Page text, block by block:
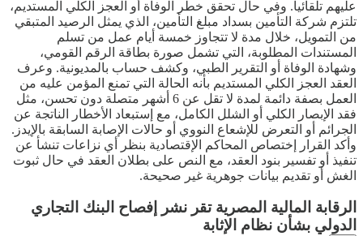
عليهم تلقائيا. وفي حال تحقق خطر الوفاة أو العجز الكلي المستديم،
تلتزم شركة التأمين بسداد مبلغ التأمين، الذي يمثل الرصيد المتبقي
من التمويل، خلال مدة لا تتجاوز خمسة أيام عمل من تسلم
المستندات المطلوبة، التي تشمل صورة بطاقة الرقم القومي،
وشهادة الوفاة أو التقرير الطبي، وكشف حساب بالمديونية. وعرف
العقد العجز الكلي المستديم بأنه الحالة التي تمنع المؤمن عليه من
العمل بصفة دائمة لمدة لا تقل عن 6 أشهر متصلة دون تحسن، مثل
فقد الإبصار الكلي أو الشلل الكامل، مع إستبعاد الأخطار الناتجة عن
الجرائم أو التعرض للإشعاع النووي أو حالات الإصابة السابقة بالإيدز.
وأكد القرار إختصاص المحاكم الإقتصادية بنظر أي نزاعات تنشأ عن
تنفيذ أو تفسير بنود العقد، مع النص على بطلان العقد في حال ثبوت
الغش أو تقديم بيانات جوهرية غير صحيحة.
الرقابة المالية المصرية تقر نشر إفصاح البنك التجاري
الدولي بشأن نظام الإثابة